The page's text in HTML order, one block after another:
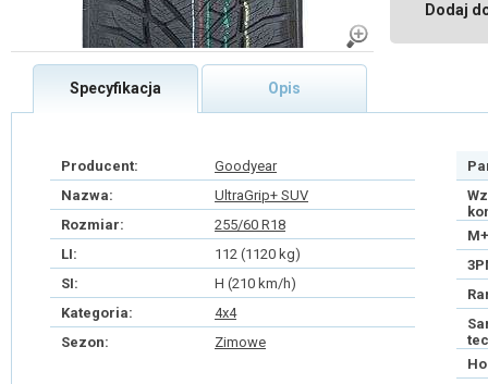
Dodaj
Specyfikacja Opis
Producent:
Goodyear
Nazwa:
UltraGrip+ SUV
Rozmiar:
255/60 R18
LI:
112 (1120 kg)
SI:
H (210 km/h)
Kategoria:
4x4
Sezon:
Zimowe